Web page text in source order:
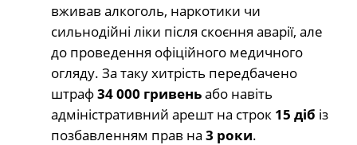
вживав алкоголь, наркотики чи
сильнодійні ліки після скоєння аварії, але
до проведення офіційного медичного
огляду. За таку хитрість передбачено
штраф34 000 гривеньабо навіть
адміністративний арешт на строк 15 діб із
позбавленням прав на 3 роки.